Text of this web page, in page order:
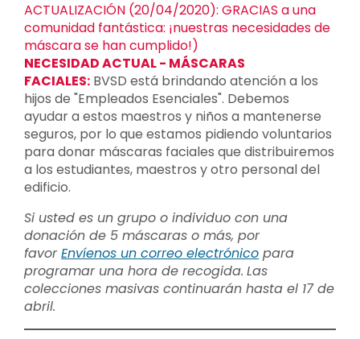
ACTUALIZACIÓN (20/04/2020): GRACIAS a una
comunidad fantástica: ¡nuestras necesidades de
máscara se han cumplido!)
NECESIDAD ACTUAL - MÁSCARAS
FACIALES: BVSD está brindando atención a los
hijos de "Empleados Esenciales". Debemos
ayudar a estos maestros y niños a mantenerse
seguros, por lo que estamos pidiendo voluntarios
para donar máscaras faciales que distribuiremos
a los estudiantes, maestros y otro personal del
edificio.
Si usted es un grupo o individuo con una
donación de 5 máscaras o más, por
favorEnvíenos un correo electrónico para
programar una hora de recogida. Las
colecciones masivas continuarán hasta el 17 de
abril.